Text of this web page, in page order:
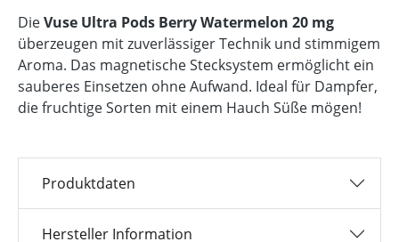
DieVuse Ultra Pods Berry Watermelon 20 mg
überzeugen mit zuverlässiger Technik und stimmigem
Aroma. Das magnetische Stecksystem ermöglicht ein
sauberes Einsetzen ohne Aufwand. Ideal für Dampfer,
die fruchtige Sorten mit einem Hauch Süße mögen!
Produktdaten
Hersteller Information